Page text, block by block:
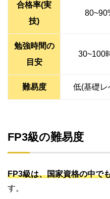
合格率(実
技)
勉強時間の
目安
30~100
難易度 低(基礎レ
FP3級の難易度
FP3級は、国家資格の中で
す。